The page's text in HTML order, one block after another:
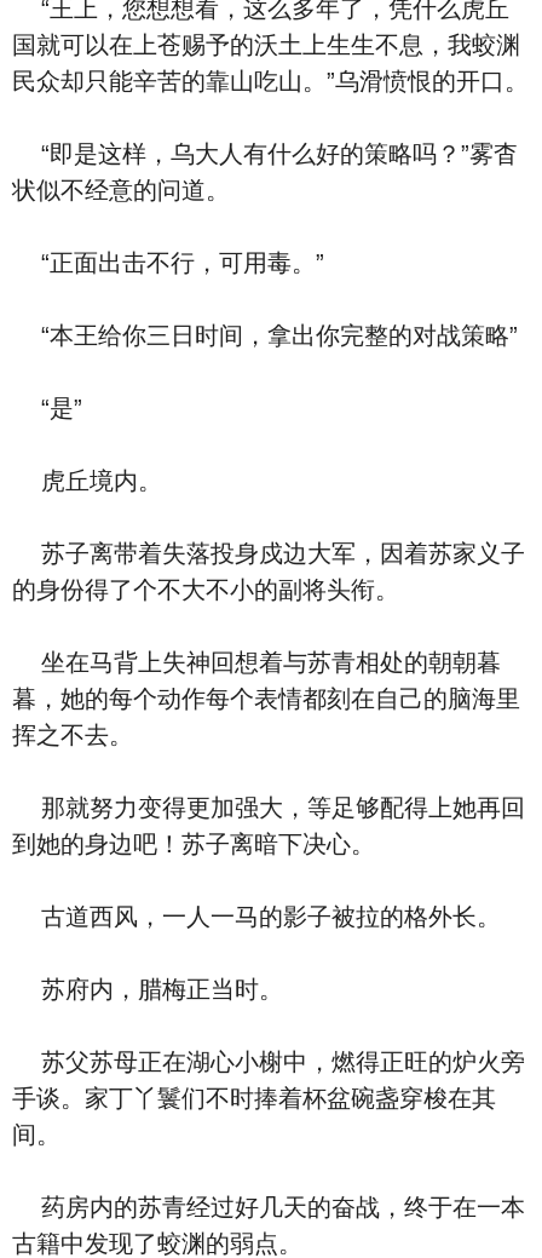
“王上，您想想看，这么多年了，凭什么虎丘
国就可以在上苍赐予的沃土上生生不息，我蛟渊
民众却只能辛苦的靠山吃山。”乌滑愤恨的开口。
“即是这样，乌大人有什么好的策略吗？”雾杳
状似不经意的问道。
“正面出击不行，可用毒。”
“本王给你三日时间，拿出你完整的对战策略”
“是”
虎丘境内。
苏子离带着失落投身戍边大军，因着苏家义子
的身份得了个不大不小的副将头衔。
坐在马背上失神回想着与苏青相处的朝朝暮
暮，她的每个动作每个表情都刻在自己的脑海里
挥之不去。
那就努力变得更加强大，等足够配得上她再回
到她的身边吧！苏子离暗下决心。
古道西风，一人一马的影子被拉的格外长。
苏府内，腊梅正当时。
苏父苏母正在湖心小榭中，燃得正旺的炉火旁
手谈。家丁丫鬟们不时捧着杯盆碗盏穿梭在其
间。
药房内的苏青经过好几天的奋战，终于在一本
古籍中发现了蛟渊的弱点。